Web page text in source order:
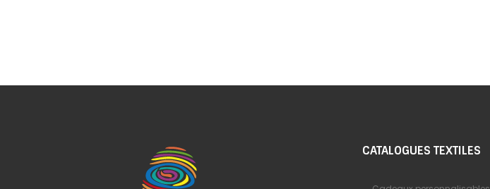
CATALOGUES TEXTILES